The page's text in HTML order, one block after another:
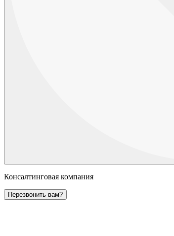
Консалтинговая компания
Перезвонить вам?